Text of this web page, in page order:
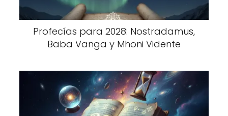
Profecías para 2028: Nostradamus,
Baba Vanga y Mhoni Vidente